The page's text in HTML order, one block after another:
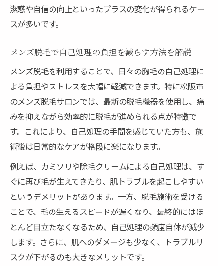
潔感や自信の向上といったプラスの変化が得られるケー
スが多いです。
メンズ脱毛で自己処理の負担を減らす方法を解説
メンズ脱毛を利用することで、日々の胸毛の自己処理に
よる負担やストレスを大幅に軽減できます。特に松阪市
のメンズ脱毛サロンでは、最新の脱毛機器を使用し、痛
みを抑えながら効率的に脱毛が進められる点が特徴で
す。これにより、自己処理の手間を感じていた方も、施
術後は日常的なケアが格段に楽になります。
例えば、カミソリや除毛クリームによる自己処理は、す
ぐに再び毛が生えてきたり、肌トラブルを起こしやすい
というデメリットがあります。一方、脱毛施術を受ける
ことで、毛の生えるスピードが遅くなり、最終的にはほ
とんど目立たなくなるため、自己処理の頻度自体が減少
します。さらに、肌へのダメージも少なく、トラブルリ
スクが下がるのも大きなメリットです。